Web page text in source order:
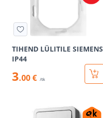
TIHEND LÜLITILE SIEMENS
IP44
3.00 € /tk